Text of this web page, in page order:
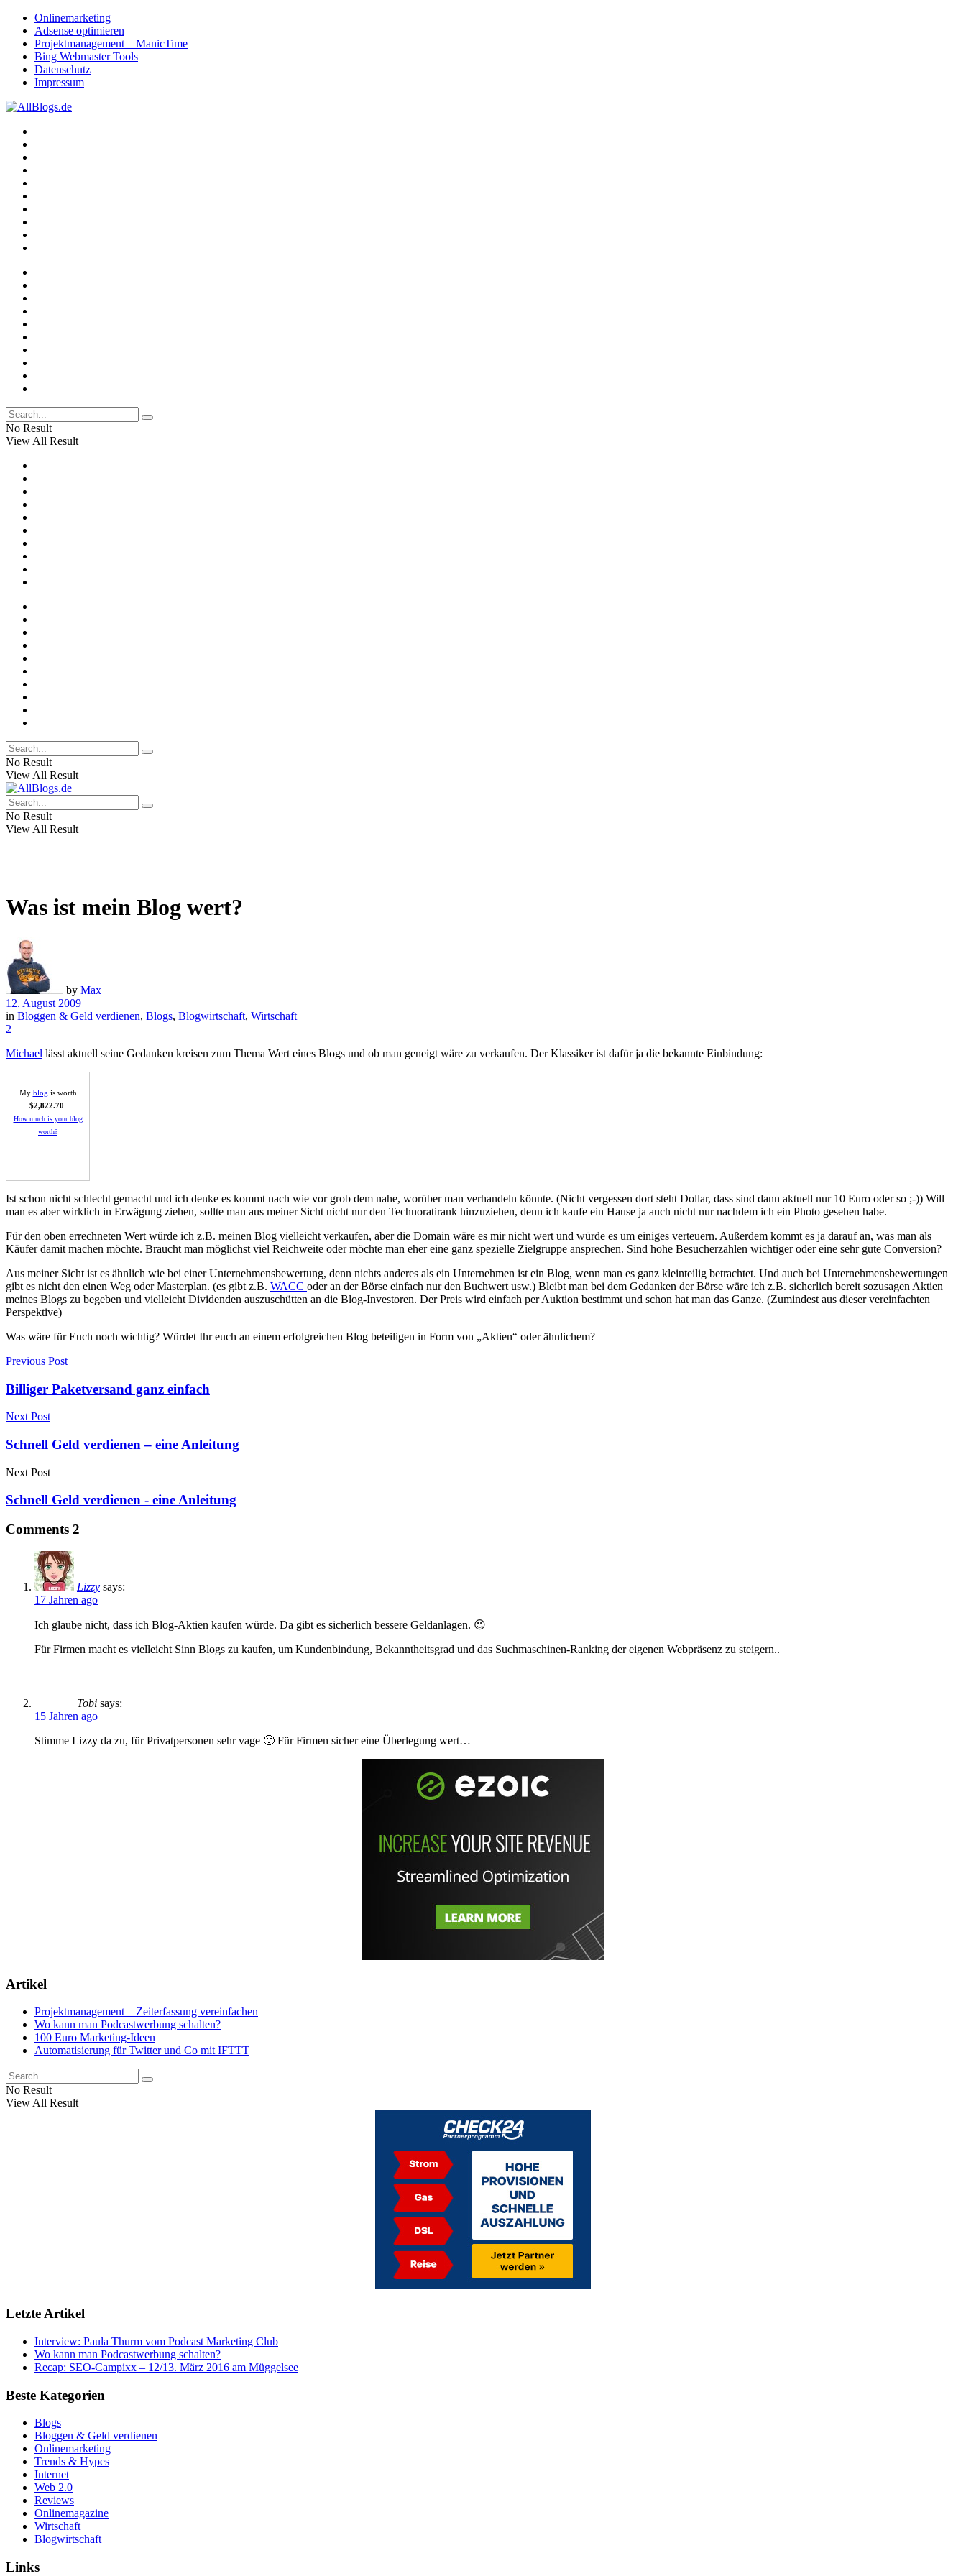
Onlinemarketing
Adsense optimieren
Projektmanagement – ManicTime
Bing Webmaster Tools
Datenschutz
Impressum
No Result
View All Result
No Result
View All Result
No Result
View All Result
Was ist mein Blog wert?
by Max
12. August 2009
in Bloggen & Geld verdienen, Blogs, Blogwirtschaft, Wirtschaft
2
Michael lässt aktuell seine Gedanken kreisen zum Thema Wert eines Blogs und ob man geneigt wäre zu verkaufen. Der Klassiker ist dafür ja die bekannte Einbindung:
My blog is worth
$2,822.70
How much is your blog
worth?
Ist schon nicht schlecht gemacht und ich denke es kommt nach wie vor grob dem nahe, worüber man verhandeln könnte. (Nicht vergessen dort steht Dollar, dass sind dann aktuell nur 10 Euro oder so ;-)) Will
man es aber wirklich in Erwägung ziehen, sollte man aus meiner Sicht nicht nur den Technoratirank hinzuziehen, denn ich kaufe ein Hause ja auch nicht nur nachdem ich ein Photo gesehen habe.
Für den oben errechneten Wert würde ich z.B. meinen Blog vielleicht verkaufen, aber die Domain wäre es mir nicht wert und würde es um einiges verteuern. Außerdem kommt es ja darauf an, was man als
Käufer damit machen möchte. Braucht man möglichst viel Reichweite oder möchte man eher eine ganz spezielle Zielgruppe ansprechen. Sind hohe Besucherzahlen wichtiger oder eine sehr gute Conversion?
Aus meiner Sicht ist es ähnlich wie bei einer Unternehmensbewertung, denn nichts anderes als ein Unternehmen ist ein Blog, wenn man es ganz kleinteilig betrachtet. Und auch bei Unternehmensbewertungen
gibt es nicht den einen Weg oder Masterplan. (es gibt z.B. WACC oder an der Börse einfach nur den Buchwert usw.) Bleibt man bei dem Gedanken der Börse wäre ich z.B. sicherlich bereit sozusagen Aktien
meines Blogs zu begeben und vielleicht Dividenden auszuschütten an die Blog-Investoren. Der Preis wird einfach per Auktion bestimmt und schon hat man das Ganze. (Zumindest aus dieser vereinfachten
Perspektive)
Was wäre für Euch noch wichtig? Würdet Ihr euch an einem erfolgreichen Blog beteiligen in Form von „Aktien“ oder ähnlichem?
Previous Post
Billiger Paketversand ganz einfach
Next Post
Schnell Geld verdienen – eine Anleitung
Next Post
Schnell Geld verdienen - eine Anleitung
Comments 2
Lizzy says:
17 Jahren ago
Ich glaube nicht, dass ich Blog-Aktien kaufen würde. Da gibt es sicherlich bessere Geldanlagen. 😉
Für Firmen macht es vielleicht Sinn Blogs zu kaufen, um Kundenbindung, Bekanntheitsgrad und das Suchmaschinen-Ranking der eigenen Webpräsenz zu steigern..
Tobi says:
15 Jahren ago
Stimme Lizzy da zu, für Privatpersonen sehr vage 🙂 Für Firmen sicher eine Überlegung wert…
Artikel
Projektmanagement – Zeiterfassung vereinfachen
Wo kann man Podcastwerbung schalten?
100 Euro Marketing-Ideen
Automatisierung für Twitter und Co mit IFTTT
No Result
View All Result
Letzte Artikel
Interview: Paula Thurm vom Podcast Marketing Club
Wo kann man Podcastwerbung schalten?
Recap: SEO-Campixx – 12/13. März 2016 am Müggelsee
Beste Kategorien
Blogs
Bloggen & Geld verdienen
Onlinemarketing
Trends & Hypes
Internet
Web 2.0
Reviews
Onlinemagazine
Wirtschaft
Blogwirtschaft
Links